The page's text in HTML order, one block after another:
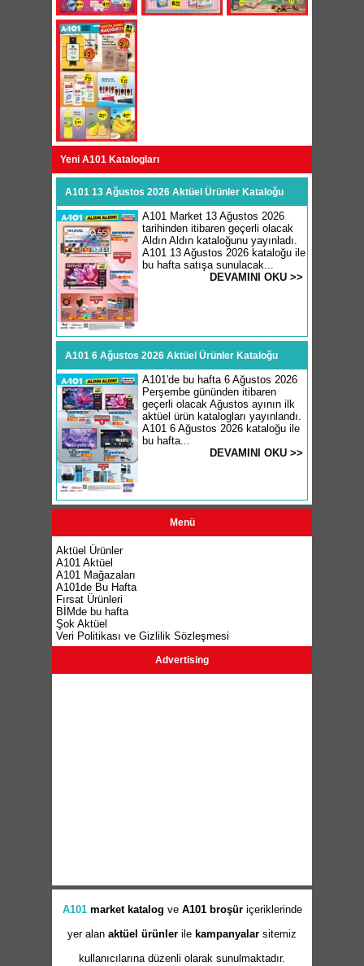
Yeni A101 Katalogları
A101 13 Ağustos 2026 Aktüel Ürünler Kataloğu
A101 Market 13 Ağustos 2026
tarihinden itibaren geçerli olacak
Aldın Aldın kataloğunu yayınladı.
A101 13 Ağustos 2026 kataloğu ile
bu hafta satışa sunulacak...
DEVAMINI OKU >>
A101 6 Ağustos 2026 Aktüel Ürünler Kataloğu
A101'de bu hafta 6 Ağustos 2026
Perşembe gününden itibaren
geçerli olacak Ağustos ayının ilk
aktüel ürün katalogları yayınlandı.
A101 6 Ağustos 2026 kataloğu ile
bu hafta...
DEVAMINI OKU >>
Menü
Aktüel Ürünler
A101 Aktüel
A101 Mağazaları
A101de Bu Hafta
Fırsat Ürünleri
BİMde bu hafta
Şok Aktüel
Veri Politikası ve Gizlilik Sözleşmesi
Advertising
A101 market katalog ve A101 broşüriçeriklerinde
yer alan aktüel ürünler ile kampanyalar sitemiz
kullanıcılarına düzenli olarak sunulmaktadır.